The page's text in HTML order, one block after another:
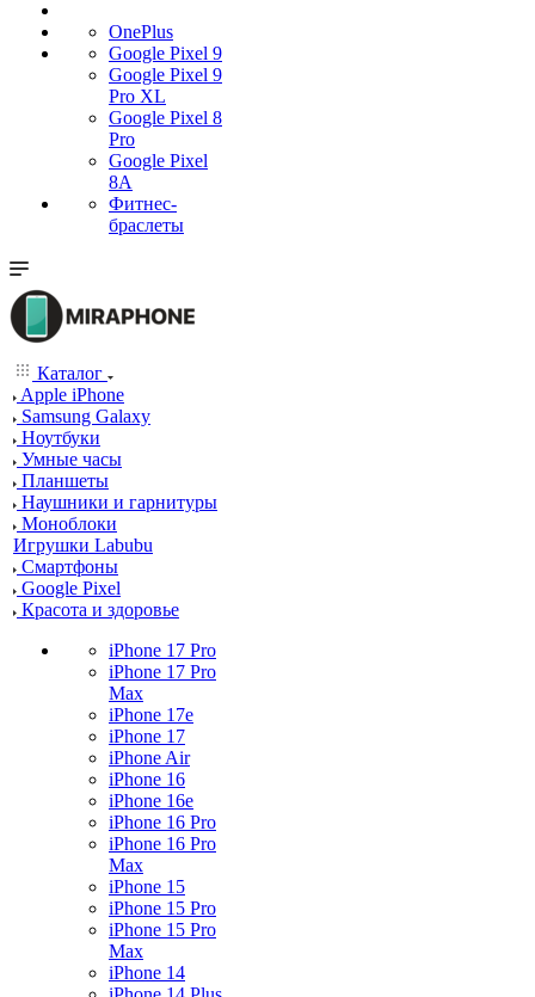
OnePlus
Google Pixel 9
Google Pixel 9
Pro XL
Google Pixel 8
Pro
Google Pixel
8A
Фитнес-
браслеты
Каталог
Apple iPhone
Samsung Galaxy
Ноутбуки
Умные часы
Планшеты
Наушники и гарнитуры
Моноблоки
Игрушки Labubu
Смартфоны
Google Pixel
Красота и здоровье
iPhone 17 Pro
iPhone 17 Pro
Max
iPhone 17e
iPhone 17
iPhone Air
iPhone 16
iPhone 16e
iPhone 16 Pro
iPhone 16 Pro
Max
iPhone 15
iPhone 15 Pro
iPhone 15 Pro
Max
iPhone 14